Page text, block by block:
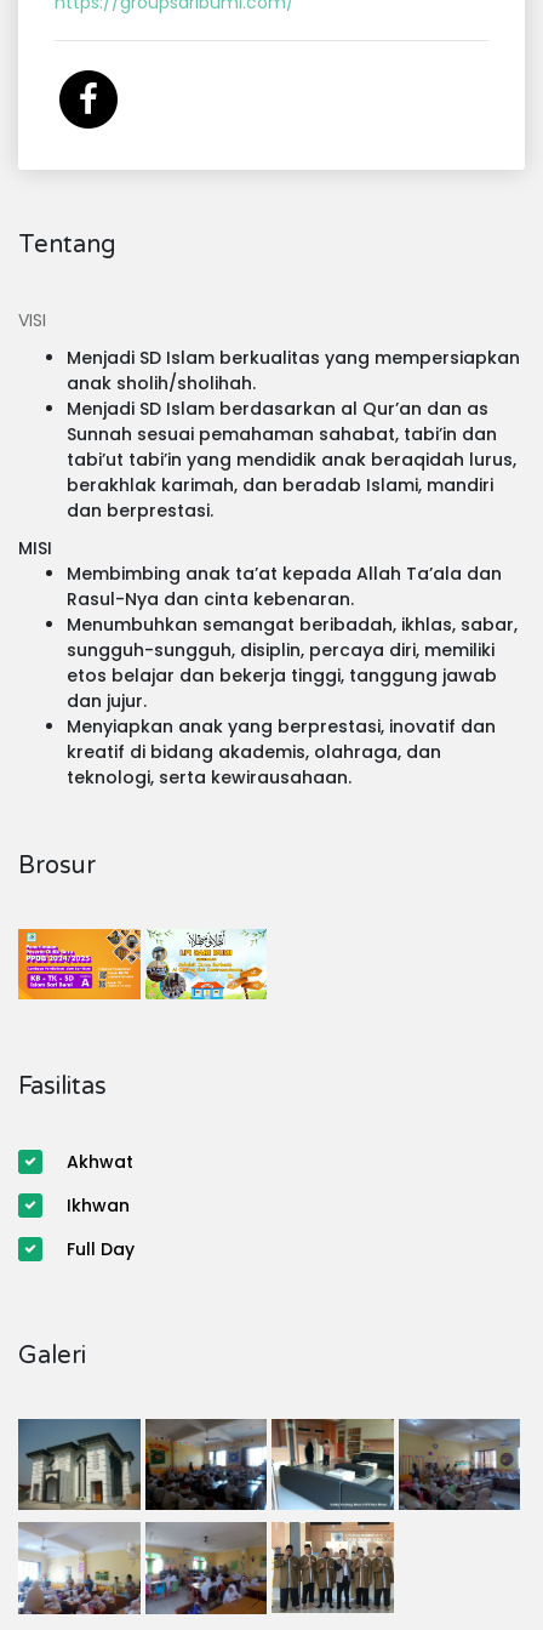
Tentang
VISI
Menjadi SD Islam berkualitas yang mempersiapkan
anak sholih/sholihah.
Menjadi SD Islam berdasarkan al Qur’an dan as
Sunnah sesuai pemahaman sahabat, tabi’in dan
tabi’ut tabi’in yang mendidik anak beraqidah lurus,
berakhlak karimah, dan beradab Islami, mandiri
dan berprestasi.
MISI
Membimbing anak ta’at kepada Allah Ta’ala dan
Rasul-Nya dan cinta kebenaran.
Menumbuhkan semangat beribadah, ikhlas, sabar,
sungguh-sungguh, disiplin, percaya diri, memiliki
etos belajar dan bekerja tinggi, tanggung jawab
dan jujur.
Menyiapkan anak yang berprestasi, inovatif dan
kreatif di bidang akademis, olahraga, dan
teknologi, serta kewirausahaan.
Brosur
Fasilitas
Akhwat
Ikhwan
Full Day
Galeri